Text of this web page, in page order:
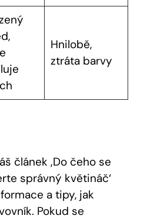
Hnilobě,
ztráta barvy
článek ‚Do čeho se
správný květináč‘
a tipy, jak
Pokud se